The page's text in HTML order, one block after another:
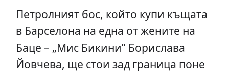
Петролният бос, който купи къщата
в Барселона на една от жените на
Баце – „Мис Бикини” Борислава
Йовчева, ще стои зад граница поне